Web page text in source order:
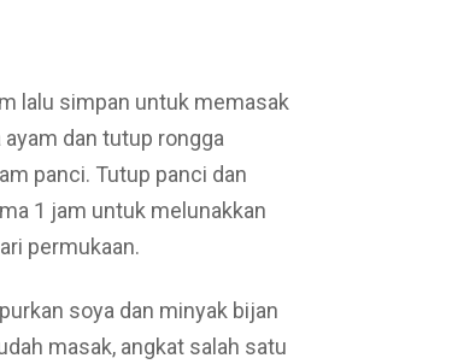
lalu simpan untuk memasak
dan tutup rongga
panci. Tutup panci dan
1 jam untuk melunakkan
permukaan.
soya dan minyak bijan
masak, angkat salah satu